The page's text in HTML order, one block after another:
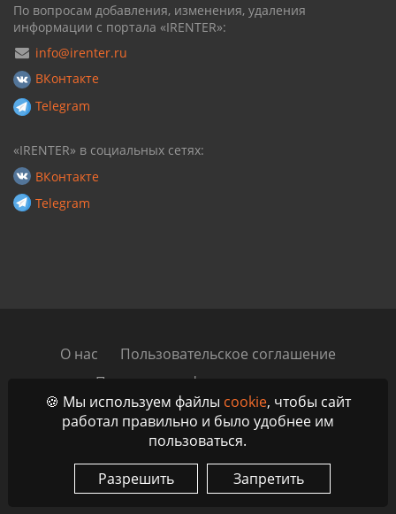
По вопросам добавления, изменения, удаления
информации с портала «IRENTER»:
info@irenter.ru
ВКонтакте
Telegram
«IRENTER» в социальных сетях:
ВКонтакте
Telegram
О нас
Пользовательское соглашение
Политика конфиденциальности
Автомобильный блог
Контакты
автомобилей по всей России, ЕАЭС и ОАЭ
🍪 Мы используем файлы cookie, чтобы сайт
работал правильно и было удобнее им
пользоваться.
Разрешить
Запретить